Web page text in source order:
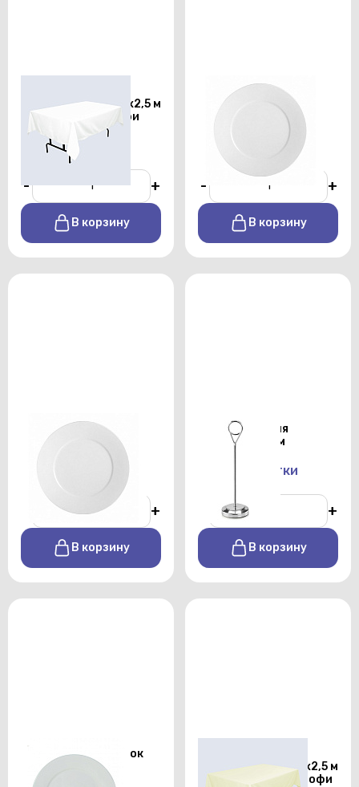
прямоугольная 1,5х2,5 м
белого цвета профи
От 450 р./сутки
- +
В корзину
Тарелка
подстановочная
Shoenwald 32см
От 170 р./сутки
- +
В корзину
Тарелка закусочная
+
В корзину
Держатель для
номерков 25см
От 100 р./сутки
+
В корзину
Тарелка для закусок
Chan Wave 225 мм
прямоугольная 1,5х2,5 м
бежевого цвета профи